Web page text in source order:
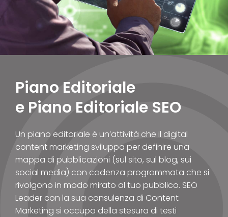
Piano Editoriale
e Piano Editoriale SEO
Un piano editoriale è un’attività che il digital
content marketing sviluppa per definire una
mappa di pubblicazioni (sul sito, sul blog, sui
social media) con cadenza programmata che si
rivolgono in modo mirato al tuo pubblico. SEO
Leader con la sua consulenza di Content
Marketing si occupa della stesura di testi